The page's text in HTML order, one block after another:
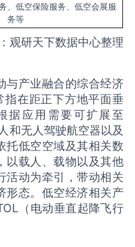
、低空保险服务、低空会展服
务等
观研天下数据中心整理
与产业融合的综合经济
指在距正下方地平面垂
据应用需要可扩展至
和无人驾驶航空器以及
托低空空域及其相关数
以载人、载物以及其他
活动为牵引，带动相关
形态。低空经济相关产
（电动垂直起降飞行